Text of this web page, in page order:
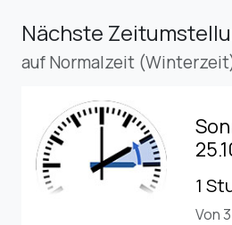
Nächste
auf Normalzeit
1
Von